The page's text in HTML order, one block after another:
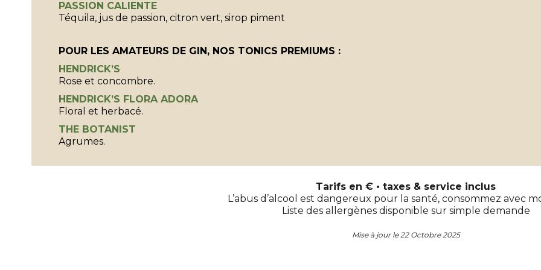
PASSION CALIENTE
Téquila, jus de passion, citron vert, sirop piment
POUR LES AMATEURS DE GIN, NOS TONICS PREMIUMS :
HENDRICK’S
Rose et concombre.
HENDRICK’S FLORA ADORA
Floral et herbacé.
THE BOTANIST
Agrumes.
Tarifs en € • taxes & service inclus
L’abus d’alcool est dangereux pour la santé, consommez avec
Liste des allergènes disponible sur simple demande
Mise à jour le 22 Octobre 2025